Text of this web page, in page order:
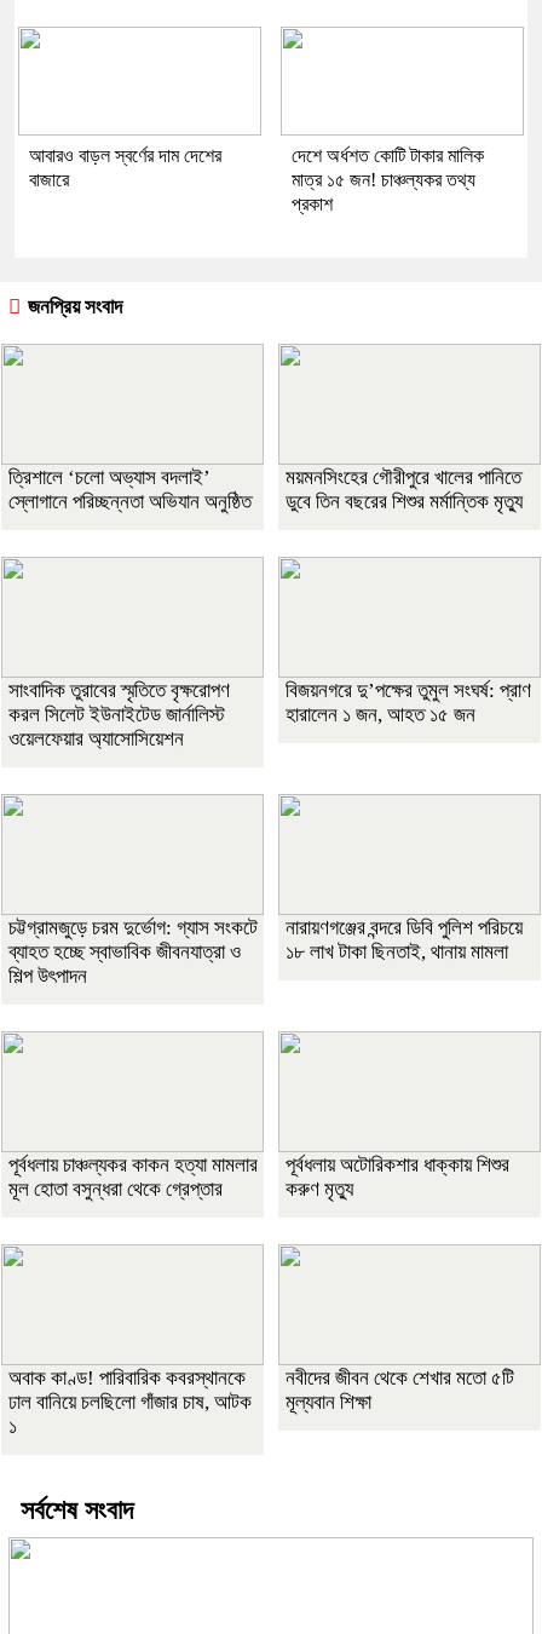
আবারও বাড়ল স্বর্ণের দাম দেশের
বাজারে
দেশে অর্ধশত কোটি টাকার মালিক
মাত্র ১৫ জন! চাঞ্চল্যকর তথ্য
প্রকাশ
জনপ্রিয় সংবাদ
‎ত্রিশালে ‘চলো অভ্যাস বদলাই’
স্লোগানে পরিচ্ছন্নতা অভিযান অনুষ্ঠিত
ময়মনসিংহের গৌরীপুরে খালের পানিতে
ডুবে তিন বছরের শিশুর মর্মান্তিক মৃত্যু
সাংবাদিক তুরাবের স্মৃতিতে বৃক্ষরোপণ
করল সিলেট ইউনাইটেড জার্নালিস্ট
ওয়েলফেয়ার অ্যাসোসিয়েশন
বিজয়নগরে দু’পক্ষের তুমুল সংঘর্ষ: প্রাণ
হারালেন ১ জন, আহত ১৫ জন
চট্টগ্রামজুড়ে চরম দুর্ভোগ: গ্যাস সংকটে
ব্যাহত হচ্ছে স্বাভাবিক জীবনযাত্রা ও
শিল্প উৎপাদন
নারায়ণগঞ্জের বন্দরে ডিবি পুলিশ পরিচয়ে
১৮ লাখ টাকা ছিনতাই, থানায় মামলা
পূর্বধলায় চাঞ্চল্যকর কাকন হত্যা মামলার
মূল হোতা বসুন্ধরা থেকে গ্রেপ্তার
পূর্বধলায় অটোরিকশার ধাক্কায় শিশুর
করুণ মৃত্যু
অবাক কাণ্ড! পারিবারিক কবরস্থানকে
ঢাল বানিয়ে চলছিলো গাঁজার চাষ, আটক
১
নবীদের জীবন থেকে শেখার মতো ৫টি
মূল্যবান শিক্ষা
সর্বশেষ সংবাদ